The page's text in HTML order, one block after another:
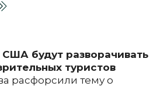
будут разворачивать
туристов
расфорсили тему о